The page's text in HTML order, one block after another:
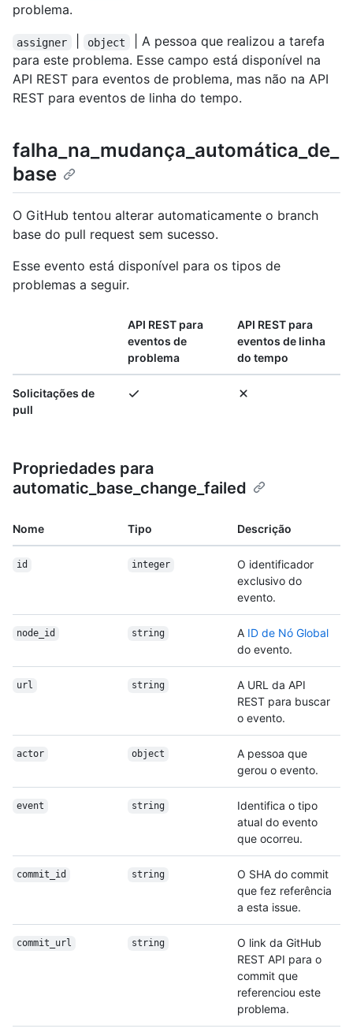
problema.
assigner object
| A pessoa que realizou a tarefa
para este problema. Esse campo está disponível na
API REST para eventos de problema, mas não na API
REST para eventos de linha do tempo.
falha_na_mudança_automática_de_
base
O GitHub tentou alterar automaticamente o branch
base do pull request sem sucesso.
Esse evento está disponível para os tipos de
problemas a seguir.
API REST para
eventos de
problema
API REST para
eventos de linha
do tempo
Solicitações de
pull
Propriedades para
automatic_base_change_failed
Nome Tipo Descrição
id integer
O identificador
exclusivo do
evento.
node_id string A ID de Nó Global
do evento.
url string
A URL da API
REST para buscar
o evento.
actor object
A pessoa que
gerou o evento.
event string
Identifica o tipo
atual do evento
que ocorreu.
commit_id string
O SHA do commit
que fez referência
a esta issue.
commit_url string
O link da GitHub
REST API para o
commit que
referenciou este
problema.